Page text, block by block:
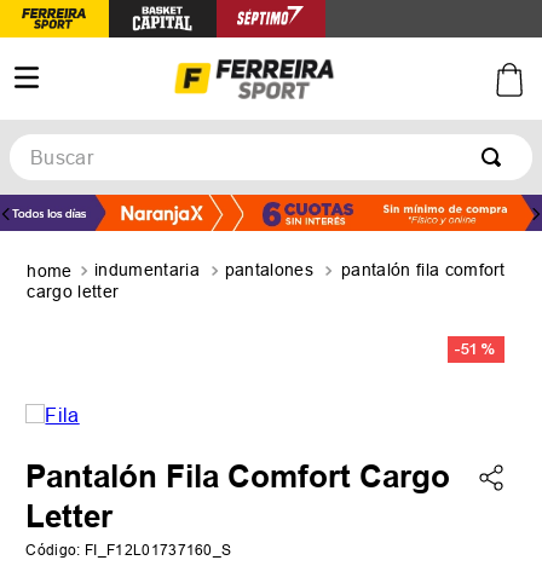
Buscar
indumentaria pantalones
pantalón fila comfort
cargo letter
-51 %
Pantalón Fila Comfort Cargo
Letter
Código: FI_F12L01737160_S
TÉRMINOS MÁS BUSCADOS
2.
zapatillas
5. zapatillas adidas